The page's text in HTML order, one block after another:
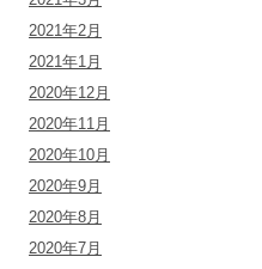
2021年2月
2021年1月
2020年12月
2020年11月
2020年10月
2020年9月
2020年8月
2020年7月